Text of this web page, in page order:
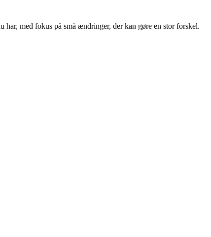
med fokus på små ændringer, der kan gøre en stor forskel.